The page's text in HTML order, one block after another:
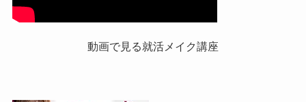
動画で見る就活メイク講座